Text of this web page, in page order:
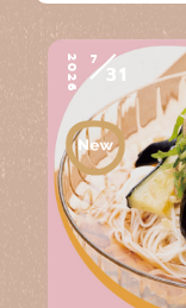
2026 7
31